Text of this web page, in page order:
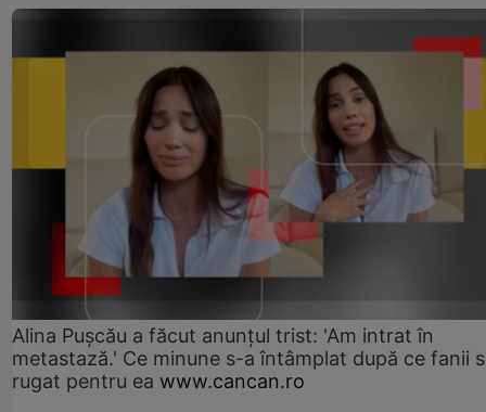
Alina Pușcău a făcut anunțul trist: 'Am intrat în
metastază.' Ce minune s-a întâmplat după ce fanii
rugat pentru ea www.cancan.ro